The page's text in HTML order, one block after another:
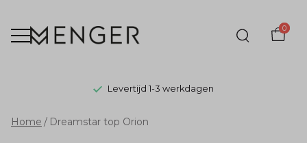
0
Levertijd 1-3 werkdagen
Dreamstar
Home Dreamstar top Orion